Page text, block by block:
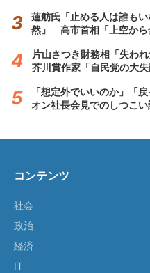
蓮舫氏「止める人は誰も
然」 高市首相「上空から
片山さつき財務相「失わ
芥川賞作家「自民党の大失
「想定外でいいのか」「
オン社長会見でのしつこ
コンテンツ
社会
政治
経済
IT